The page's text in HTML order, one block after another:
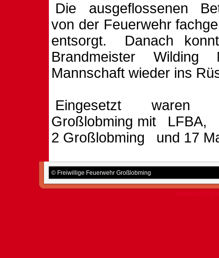
Die ausgeflossenen
von der Feuerwehr
entsorgt.
Danach
Brandmeister
Mannschaft wieder ins
Eingesetzt
Großlobming mit
LFBA,
2 Großlobming
und 17
© Freiwillige Feuerwehr Großlobming